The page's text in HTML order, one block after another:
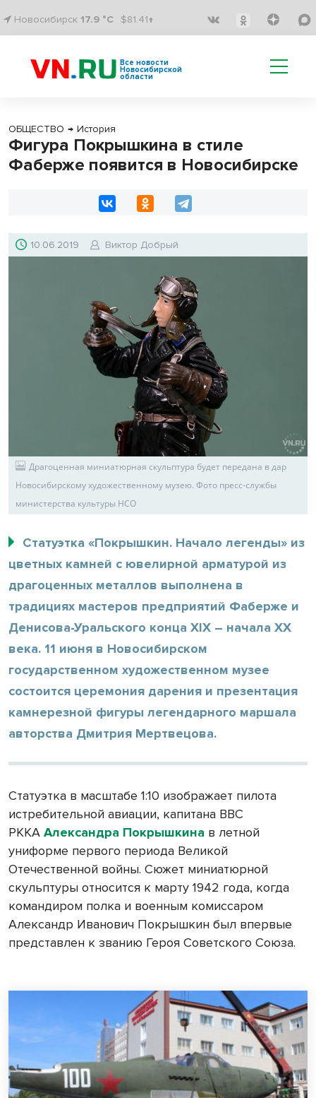
Новосибирск 17.9 °C $81.41↑
Все новости
Новосибирской
области
ОБЩЕСТВО → История
Фигура Покрышкина в стиле
Фаберже появится в Новосибирске
10.06.2019 Виктор Добрый
Драгоценная миниатюрная скульптура будет передана в дар
Новосибирскому художественному музею. Фото пресс-службы
министерства культуры НСО
Статуэтка «Покрышкин. Начало легенды» из
цветных камней с ювелирной арматурой из
драгоценных металлов выполнена в
традициях мастеров предприятий Фаберже и
Денисова-Уральского конца XIX – начала XX
века. 11 июня в Новосибирском
государственном художественном музее
состоится церемония дарения и презентация
камнерезной фигуры легендарного маршала
авторства Дмитрия Мертвецова.
Статуэтка в масштабе 1:10 изображает пилота
истребительной авиации, капитана ВВС
РККА Александра Покрышкина в летной
униформе первого периода Великой
Отечественной войны. Сюжет миниатюрной
скульптуры относится к марту 1942 года, когда
командиром полка и военным комиссаром
Александр Иванович Покрышкин был впервые
представлен к званию Героя Советского Союза.